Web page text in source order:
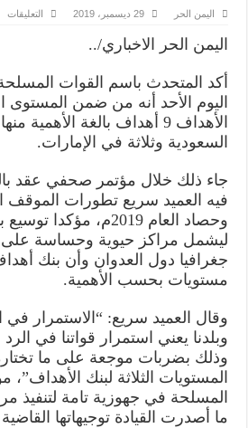
اليمن الحر 29 ديسمبر، 2019 التعليقات
9
في
اليمن الحر الاخباري/..
أكد المتحدث باسم القوات
اليوم الأحد أنه من ضمن المستوى
الأهداف 9 أهداف بالغة
السعودية وثلاثة في الإمارات.
جاء ذلك خلال مؤتمر صحفي عقد
فيه العميد سريع تطورات الموقف
وحصاد العام 2019م،
ليشمل مراكز حيوية وحساسة
مستويات بحسب الأهمية.
وقال العميد سريع: “الاستمرار في
وبلدنا يعني استمرار قواتنا في
وذلك بضربات موجعة على ما
المستويات الثلاثة لبنك الأهداف”،
المسلحة في جهوزية تامة لتنفيذ
ما أصدرت القيادة توجيهاتها القاضية